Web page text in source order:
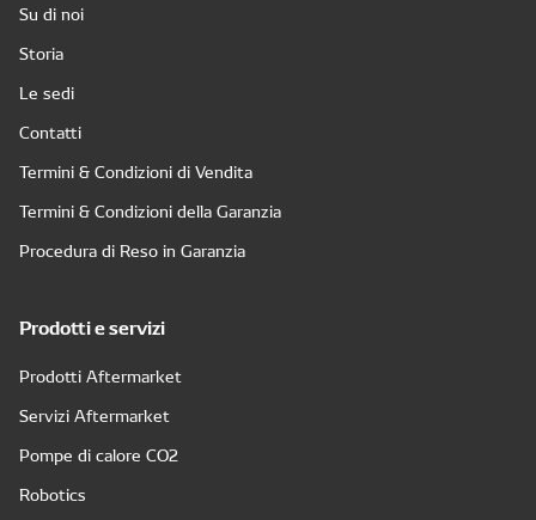
Su di noi
Storia
Le sedi
Contatti
Termini & Condizioni di Vendita
Termini & Condizioni della Garanzia
Procedura di Reso in Garanzia
Prodotti e servizi
Prodotti Aftermarket
Servizi Aftermarket
Pompe di calore CO2
Robotics